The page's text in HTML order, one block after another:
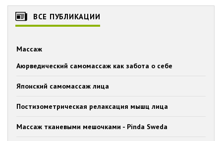
ВСЕ ПУБЛИКАЦИИ
Массаж
Аюрведический самомассаж как забота о себе
Японский самомассаж лица
Постизометрическая релаксация мышц лица
Массаж тканевыми мешочками - Pinda Sweda